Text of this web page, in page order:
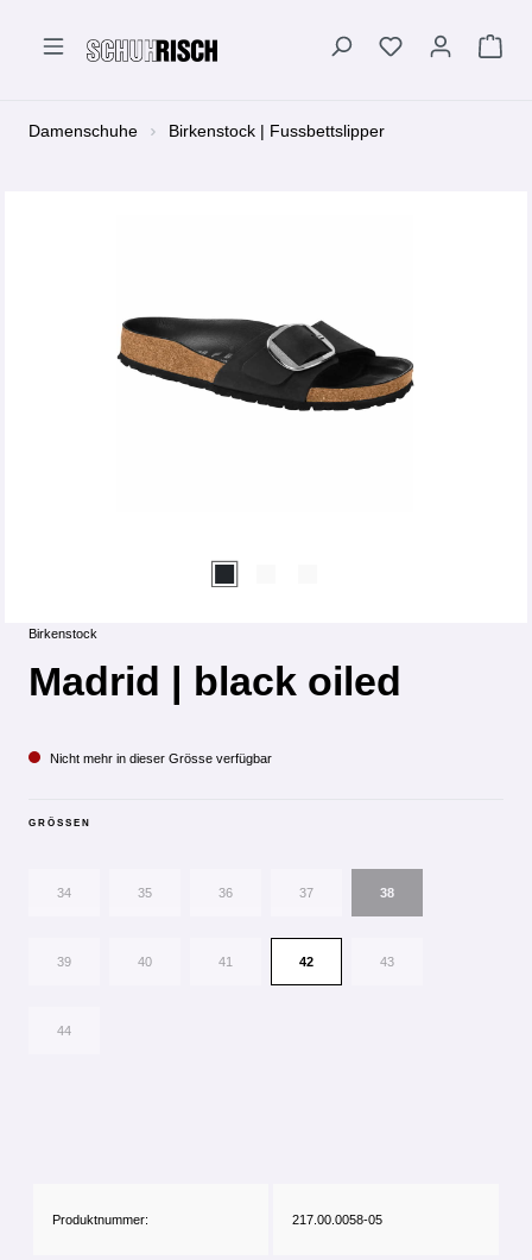
Damenschuhe Birkenstock | Fussbettslipper
Birkenstock
Madrid | black oiled
Nicht mehr in dieser Grösse verfügbar
GRÖSSEN
34 35 36 37 38
39 40 41 42 43
44
Produktnummer: 217.00.0058-05